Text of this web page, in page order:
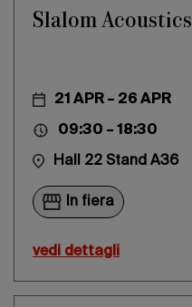
Slalom Acoustics
21 APR – 26 APR
09:30 – 18:30
Hall 22 Stand A36
In fiera
vedi dettagli